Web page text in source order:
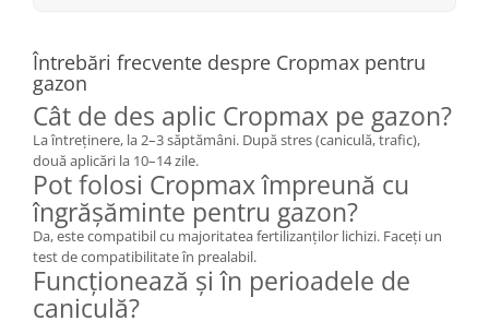
Întrebări frecvente despre Cropmax pentru
gazon
Cât de des aplic Cropmax pe gazon?
La întreținere, la 2–3 săptămâni. După stres (caniculă, trafic),
două aplicări la 10–14 zile.
Pot folosi Cropmax împreună cu
îngrășăminte pentru gazon?
Da, este compatibil cu majoritatea fertilizanților lichizi. Faceți un
test de compatibilitate în prealabil.
Funcționează și în perioadele de
caniculă?